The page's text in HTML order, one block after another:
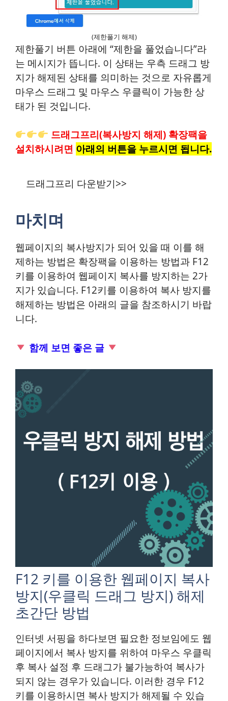
(제한풀기 해제)
제한풀기 버튼 아래에 “제한을 풀었습니다”라
는 메시지가 뜹니다. 이 상태는 우측 드래그 방
지가 해제된 상태를 의미하는 것으로 자유롭게
마우스 드래그 및 마우스 우클릭이 가능한 상
태가 된 것입니다.
드래그프리(복사방지 해제) 확장팩을
설치하시려면 아래의 버튼을 누르시면 됩니다.
드래그프리 다운받기>>
마치며
웹페이지의 복사방지가 되어 있을 때 이를 해
제하는 방법은 확장팩을 이용하는 방법과 F12
키를 이용하여 웹페이지 복사를 방지하는 2가
지가 있습니다. F12키를 이용하여 복사 방지를
해제하는 방법은 아래의 글을 참조하시기 바랍
니다.
함께 보면 좋은 글
F12 키를 이용한 웹페이지 복사
방지(우클릭 드래그 방지) 해제
초간단 방법
인터넷 서핑을 하다보면 필요한 정보임에도 웹
페이지에서 복사 방지를 위하여 마우스 우클릭
후 복사 설정 후 드래그가 불가능하여 복사가
되지 않는 경우가 있습니다. 이러한 경우 F12
키를 이용하시면 복사 방지가 해제될 수 있습